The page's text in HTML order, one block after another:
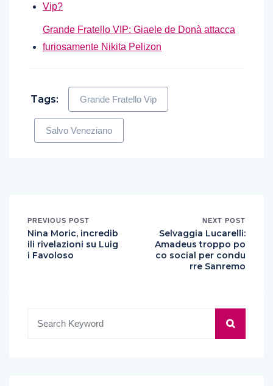
Vip?
Grande Fratello VIP: Giaele de Donà attacca
furiosamente Nikita Pelizon
Tags: Grande Fratello Vip
Salvo Veneziano
PREVIOUS POST
Nina Moric, incredib
ili rivelazioni su Luig
i Favoloso
NEXT POST
Selvaggia Lucarelli:
Amadeus troppo po
co social per condu
rre Sanremo